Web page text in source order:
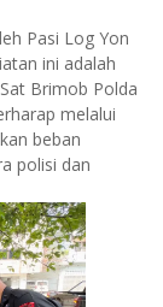
Pasi Log Yon
ini adalah
Brimob Polda
melalui
beban
polisi dan